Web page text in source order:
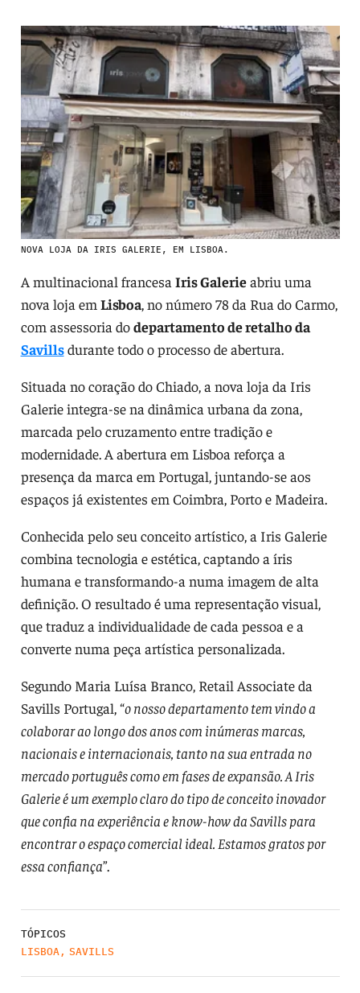
NOVA LOJA DA IRIS GALERIE, EM LISBOA.
A multinacional francesa Iris Galerieabriu uma
nova loja em Lisboa, no número 78 da Rua do Carmo,
com assessoria dodepartamento de retalho da
Savillsdurante todo o processo de abertura.
Situada no coração do Chiado, a nova loja da Iris
Galerie integra-se na dinâmica urbana da zona,
marcada pelo cruzamento entre tradição e
modernidade. A abertura em Lisboa reforça a
presença da marca em Portugal, juntando-se aos
espaços já existentes em Coimbra, Porto e Madeira.
Conhecida pelo seu conceito artístico, a Iris Galerie
combina tecnologia e estética, captando a íris
humana e transformando-a numa imagem de alta
definição. O resultado é uma representação visual,
que traduz a individualidade de cada pessoa e a
converte numa peça artística personalizada.
Segundo Maria Luísa Branco, Retail Associate da
Savills Portugal, “o nosso departamento tem vindo a
colaborar ao longo dos anos com inúmeras marcas,
nacionais e internacionais, tanto na sua entrada no
mercado português como em fases de expansão. A Iris
Galerie é um exemplo claro do tipo de conceito inovador
que confia na experiência e know-how da Savills para
encontrar o espaço comercial ideal. Estamos gratos por
essa confiança”.
TÓPICOS
LISBOA, SAVILLS